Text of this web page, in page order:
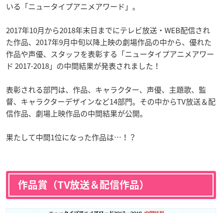
いる「ニュータイプアニメアワード」。
2017年10月から2018年末日までにテレビ放送・WEB配信され
た作品、2017年9月中旬以降上映の劇場作品の中から、優れた
作品や声優、スタッフを表彰する「ニュータイプアニメアワー
ド 2017-2018」の中間結果が発表されました！
表彰される部門は、作品、キャラクター、声優、主題歌、監
督、キャラクターデザインなど14部門。その中からTV放送＆配
信作品、劇場上映作品の中間結果が公開。
果たして中間1位になった作品は…！？
作品賞（TV放送＆配信作品）